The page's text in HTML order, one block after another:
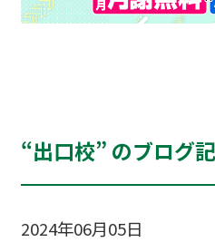
“出口校” のブログ
2024年06月05日